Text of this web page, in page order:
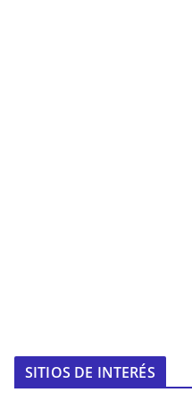
SITIOS DE INTERÉS